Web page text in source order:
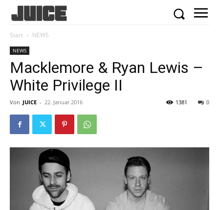
Start NEWS
NEWS
Macklemore & Ryan Lewis –
White Privilege II
Von JUICE - 22. Januar 2016 0
1381